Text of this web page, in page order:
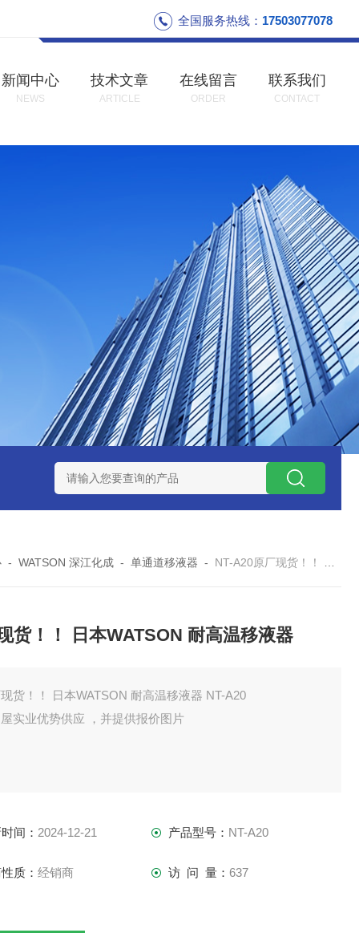
全国服务热线： 17503077078
新闻中心
NEWS
技术文章
ARTICLE
在线留言
ORDER
联系我们
CONTACT
锆陶瓷研磨球 AGB-K-0.4-C01-Q69全新！！TORAY东丽
-WATSON 深江化成 -单通道移液器 - NT-A20原厂现货！！ 日本WATSON 耐高温移液器
货！！ 日本WATSON 耐高温移液器
货！！ 日本WATSON 耐高温移液器 NT-A20
实业优势供应 ，并提供报价图片
间： 2024-12-21 产品型号： NT-A20
质：经销商 访 问 量： 637